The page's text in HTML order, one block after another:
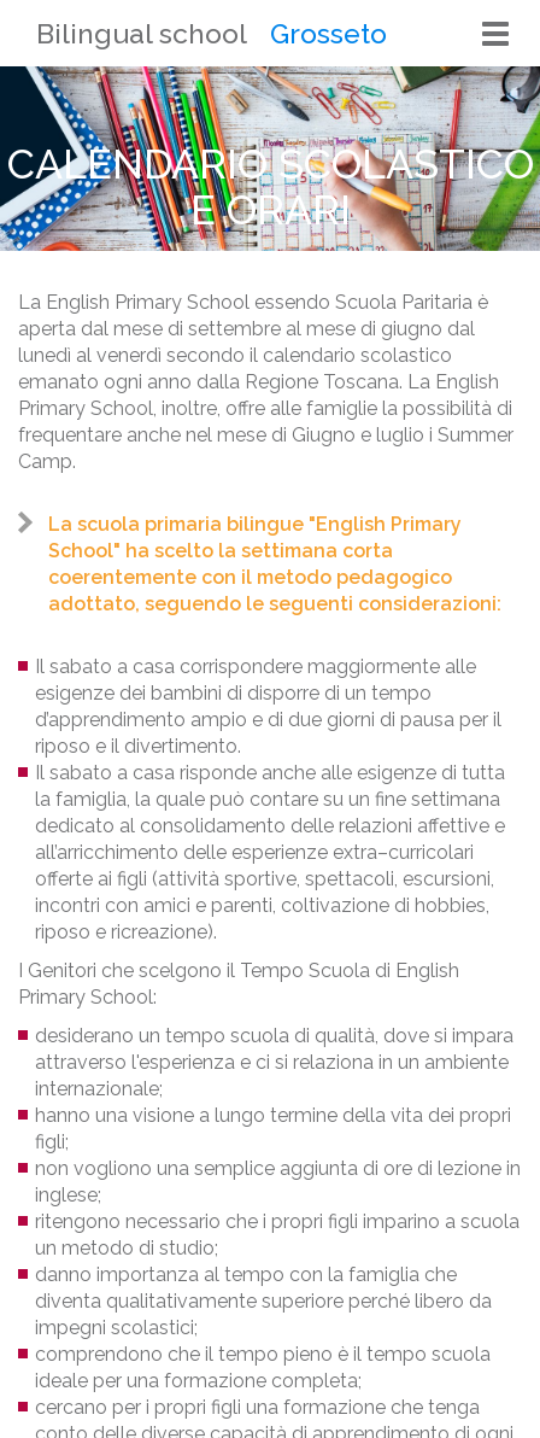
Bilingual school Grosseto
CALENDARIO SCOLASTICO
E ORARI
La English Primary School essendo Scuola Paritaria è
aperta dal mese di settembre al mese di giugno dal
lunedì al venerdì secondo il calendario scolastico
emanato ogni anno dalla Regione Toscana. La English
Primary School, inoltre, offre alle famiglie la possibilità di
frequentare anche nel mese di Giugno e luglio i Summer
Camp.
La scuola primaria bilingue "English Primary
School" ha scelto la settimana corta
coerentemente con il metodo pedagogico
adottato, seguendo le seguenti considerazioni:
Il sabato a casa corrispondere maggiormente alle
esigenze dei bambini di disporre di un tempo
d’apprendimento ampio e di due giorni di pausa per il
riposo e il divertimento.
Il sabato a casa risponde anche alle esigenze di tutta
la famiglia, la quale può contare su un fine settimana
dedicato al consolidamento delle relazioni affettive e
all’arricchimento delle esperienze extra–curricolari
offerte ai figli (attività sportive, spettacoli, escursioni,
incontri con amici e parenti, coltivazione di hobbies,
riposo e ricreazione).
I Genitori che scelgono il Tempo Scuola di English
Primary School:
desiderano un tempo scuola di qualità, dove si impara
attraverso l'esperienza e ci si relaziona in un ambiente
internazionale;
hanno una visione a lungo termine della vita dei propri
figli;
non vogliono una semplice aggiunta di ore di lezione in
inglese;
ritengono necessario che i propri figli imparino a scuola
un metodo di studio;
danno importanza al tempo con la famiglia che
diventa qualitativamente superiore perché libero da
impegni scolastici;
comprendono che il tempo pieno è il tempo scuola
ideale per una formazione completa;
cercano per i propri figli una formazione che tenga